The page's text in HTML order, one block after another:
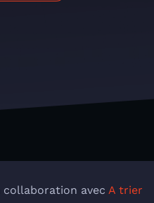
collaboration avec A trier